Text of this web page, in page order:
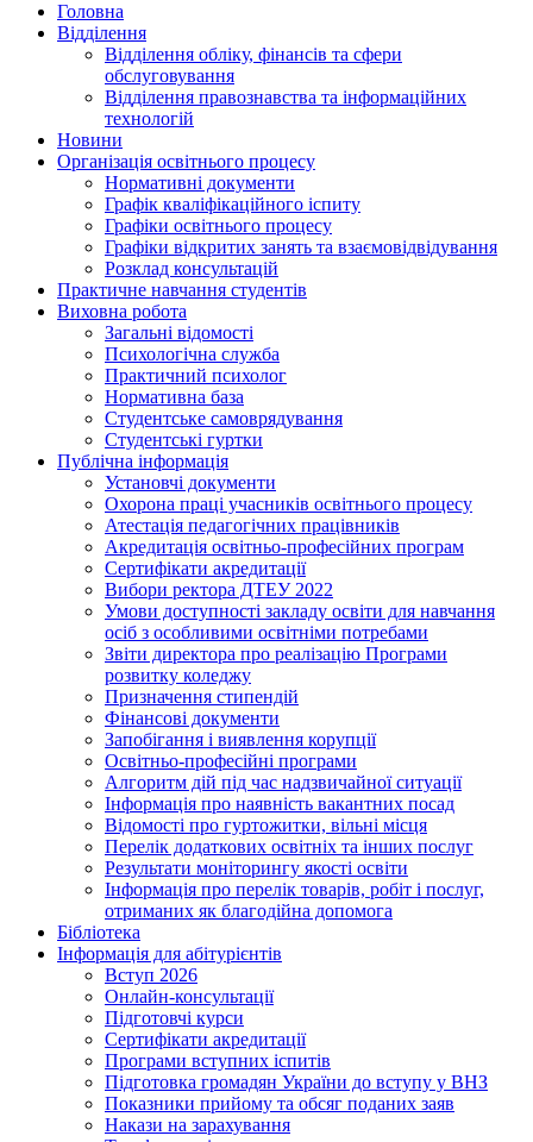
Головна
Відділення
Відділення обліку, фінансів та сфери
обслуговування
Відділення правознавства та інформаційних
технологій
Новини
Організація освітнього процесу
Нормативні документи
Графік кваліфікаційного іспиту
Графіки освітнього процесу
Графіки відкритих занять та взаємовідвідування
Розклад консультацій
Практичне навчання студентів
Виховна робота
Загальні відомості
Психологічна служба
Практичний психолог
Нормативна база
Студентське самоврядування
Студентські гуртки
Публічна інформація
Установчі документи
Охорона праці учасників освітнього процесу
Атестація педагогічних працівників
Акредитація освітньо-професійних програм
Сертифікати акредитації
Вибори ректора ДТЕУ 2022
Умови доступності закладу освіти для навчання
осіб з особливими освітніми потребами
Звіти директора про реалізацію Програми
розвитку коледжу
Призначення стипендій
Фінансові документи
Запобігання і виявлення корупції
Освітньо-професійні програми
Алгоритм дій під час надзвичайної ситуації
Інформація про наявність вакантних посад
Відомості про гуртожитки, вільні місця
Перелік додаткових освітніх та інших послуг
Результати моніторингу якості освіти
Інформація про перелік товарів, робіт і послуг,
отриманих як благодійна допомога
Бібліотека
Інформація для абітурієнтів
Вступ 2026
Онлайн-консультації
Підготовчі курси
Сертифікати акредитації
Програми вступних іспитів
Підготовка громадян України до вступу у ВНЗ
Показники прийому та обсяг поданих заяв
Накази на зарахування